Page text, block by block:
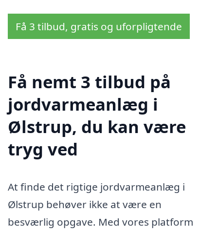
Få 3 tilbud, gratis og uforpligtende
Få nemt 3 tilbud på
jordvarmeanlæg i
Ølstrup, du kan være
tryg ved
At finde det rigtige jordvarmeanlæg i
Ølstrup behøver ikke at være en
besværlig opgave. Med vores platform